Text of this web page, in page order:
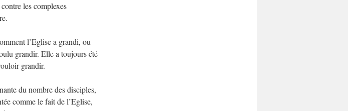
les complexes
l’Eglise a grandi, ou
grandir. Elle a toujours été
grandir.
du nombre des disciples,
comme le fait de l’Eglise,